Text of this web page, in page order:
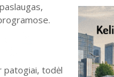
patogiai, todėl